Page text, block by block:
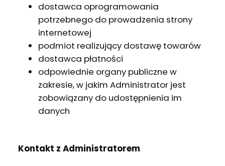
dostawca oprogramowania
potrzebnego do prowadzenia strony
internetowej
podmiot realizujący dostawę towarów
dostawca płatności
odpowiednie organy publiczne w
zakresie, w jakim Administrator jest
zobowiązany do udostępnienia im
danych
Kontakt z Administratorem